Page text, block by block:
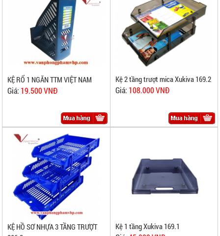
KỆ RỔ 1 NGĂN TTM VIỆT NAM
Giá: 19.500 VNĐ
Kệ 2 tầng trượt mica Xukiva 169.2
Giá: 108.000 VNĐ
KỆ HỒ SƠ NHỰA 3 TẦNG TRƯỢT
Kệ 1 tầng Xukiva 169.1